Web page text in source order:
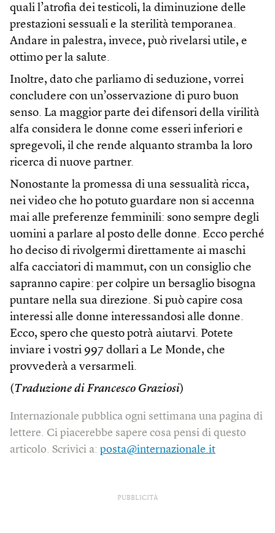
quali l’atrofia dei testicoli, la diminuzione delle
prestazioni sessuali e la sterilità temporanea.
Andare in palestra, invece, può rivelarsi utile, e
ottimo per la salute.
Inoltre, dato che parliamo di seduzione, vorrei
concludere con un’osservazione di puro buon
senso. La maggior parte dei difensori della virilità
alfa considera le donne come esseri inferiori e
spregevoli, il che rende alquanto stramba la loro
ricerca di nuove partner.
Nonostante la promessa di una sessualità ricca,
nei video che ho potuto guardare non si accenna
mai alle preferenze femminili: sono sempre degli
uomini a parlare al posto delle donne. Ecco perché
ho deciso di rivolgermi direttamente ai maschi
alfa cacciatori di mammut, con un consiglio che
sapranno capire: per colpire un bersaglio bisogna
puntare nella sua direzione. Si può capire cosa
interessi alle donne interessandosi alle donne.
Ecco, spero che questo potrà aiutarvi. Potete
inviare i vostri 997 dollari a Le Monde, che
provvederà a versarmeli.
(Traduzione di Francesco Graziosi)
Internazionale pubblica ogni settimana una pagina di
lettere. Ci piacerebbe sapere cosa pensi di questo
articolo. Scrivici a: posta@internazionale.it
PUBBLICITÀ